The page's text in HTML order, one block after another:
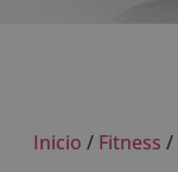
Inicio / Fitness /